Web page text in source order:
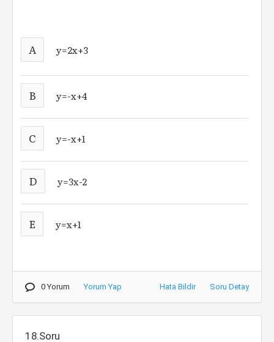
A y=2x+3
B y=-x+4
C y=-x+1
D y=3x-2
E y=x+1
0 Yorum Yorum Yap Hata Bildir Soru Detay
18.Soru